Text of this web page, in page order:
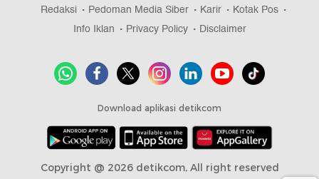
Redaksi Pedoman Media Siber Karir
Kotak Pos
Info Iklan
Privacy Policy Disclaimer
Download aplikasi detikcom
Copyright @ 2026 detikcom, All right reserved